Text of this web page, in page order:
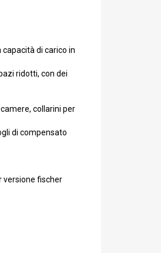
di carico in
ridotti, con dei
collarini per
di compensato
versione fischer